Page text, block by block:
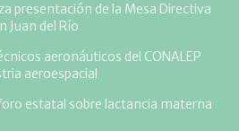
presentación de la Mesa Directiva
Juan del Río
aeronáuticos del CONALEP
aeroespacial
estatal sobre lactancia materna